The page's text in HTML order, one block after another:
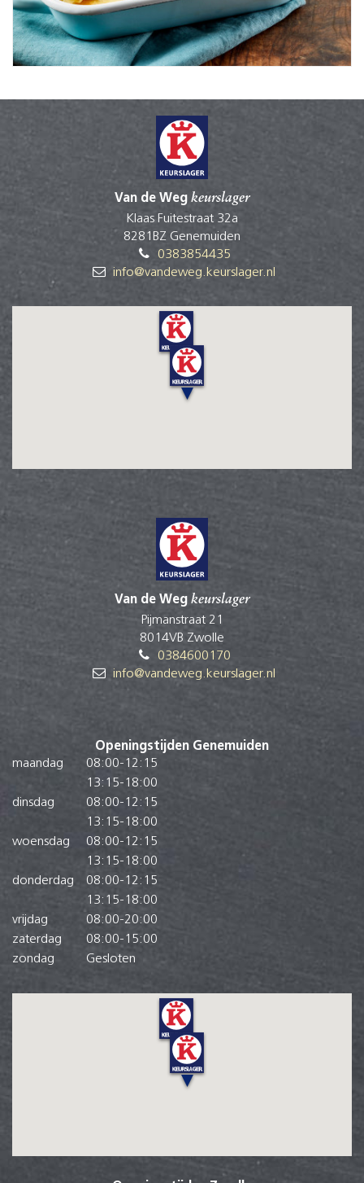
Van de Weg keurslager
Klaas Fuitestraat 32a
8281BZ Genemuiden
0383854435
info@vandeweg.keurslager.nl
Van de Weg keurslager
Pijmanstraat 21
8014VB Zwolle
0384600170
info@vandeweg.keurslager.nl
Openingstijden Genemuiden
maandag
08:00-12:15
13:15-18:00
dinsdag
08:00-12:15
13:15-18:00
woensdag
08:00-12:15
13:15-18:00
donderdag
08:00-12:15
13:15-18:00
vrijdag
08:00-20:00
zaterdag
08:00-15:00
zondag
Gesloten